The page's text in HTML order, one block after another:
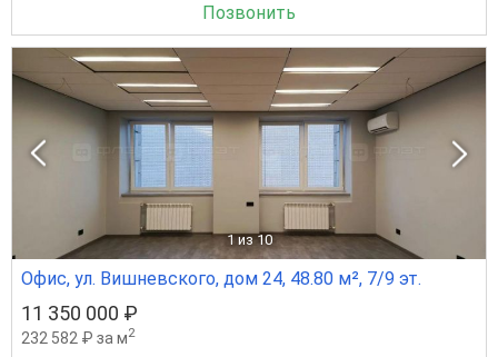
Позвонить
1 из 10
Офис, ул. Вишневского, дом 24, 48.80 м², 7/9 эт.
11 350 000 ₽
232 582 ₽ за м2